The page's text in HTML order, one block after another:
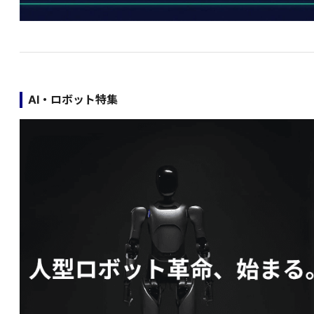
AI・ロボット特集